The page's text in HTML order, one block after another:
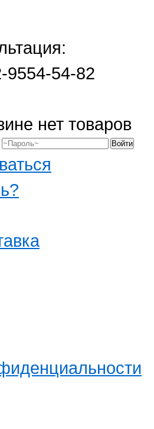
9554-54-82
нет товаров